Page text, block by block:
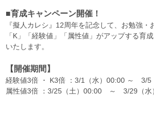
■育成キャンペーン開催！
『擬人カレシ』12周年を記念して、お勉強・
「K」「経験値」「属性値」がアップする育
いたします。
【開催期間】
経験値3倍 ・ K3倍 ：3/1（水）00:00 ～ 3/5
属性値3倍 ：3/25（土）00:00 ～ 3/29（水